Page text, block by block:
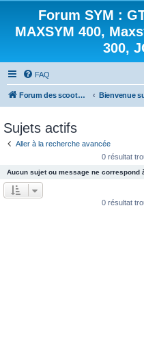
Forum SYM :
MAXSYM 400,
300,
FAQ
Forum des scooters SYM - GTS -MAXSYM - CRUISYM - JOYMAX - Maxsym TL
Sujets actifs
Aller à la recherche avancée
0 résultat
Aucun sujet ou message ne correspond
0 résultat